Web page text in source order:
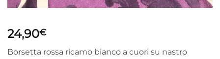
24,90€
Borsetta rossa ricamo bianco a cuori su nastro